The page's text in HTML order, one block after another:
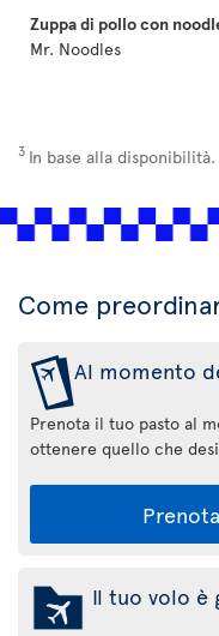
Zuppa di pollo con
Mr. Noodles
3 In base alla disponibilità.
Come
Al momento
Prenota il tuo pasto al
ottenere quello che
Il tuo volo è